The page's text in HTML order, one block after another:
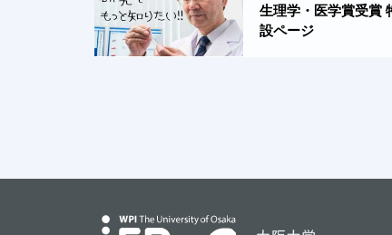
生理学・医学賞受賞
設ページ